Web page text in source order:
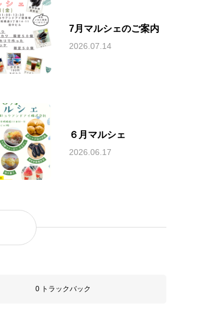
7月マルシェのご案内
2026.07.14
６月マルシェ
2026.06.17
0 トラックバック
内容